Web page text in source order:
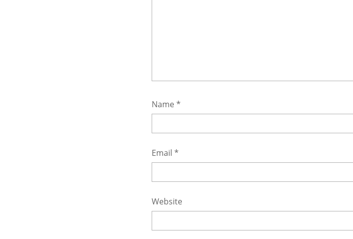
Name *
Email *
Website